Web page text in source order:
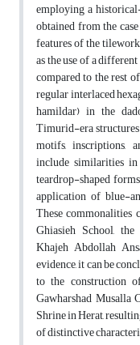
employing a
obtained from the
features of the
as the use of a
compared to the rest
regular interlaced
hamildar) in the
Timurid-era
motifs, inscriptions,
include similarities
teardrop-shaped
application of blue-
These
Ghiasieh School,
Khajeh Abdollah
evidence, it can be
to the construction
Gawharshad Musalla
Shrine in Herat,
of distinctive